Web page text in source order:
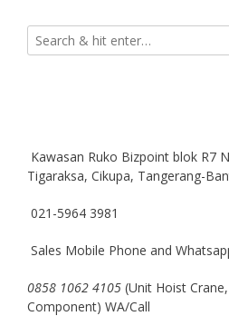
Kawasan Ruko Bizpoint blok R7
Tigaraksa, Cikupa, Tangerang-
021-5964 3981
Sales Mobile Phone and
0858 1062 4105 (Unit Hoist
Component) WA/Call